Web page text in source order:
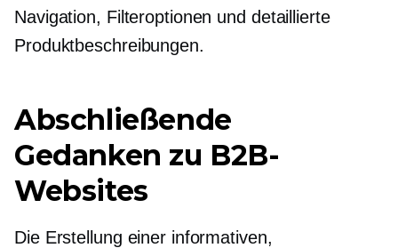
Navigation, Filteroptionen und detaillierte
Produktbeschreibungen.
Abschließende
Gedanken zu B2B-
Websites
Die Erstellung einer informativen,